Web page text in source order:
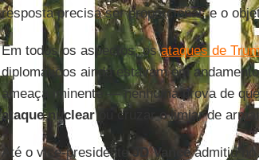
resposta precisa ser proporcional; e o
Em todos os aspectos, osataques de
diplomáticos ainda estavam em
ameaça iminente — nenhuma prova de
ataque nuclearou cruzar o limiar de
Até o vice-presidenteJD Vanceadmitiu no